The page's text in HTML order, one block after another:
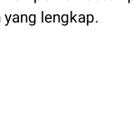
lengkap.